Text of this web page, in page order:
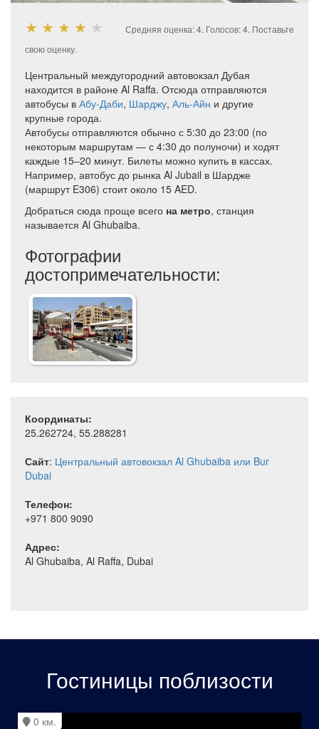
★ ★ ★ ★ ★ Средняя оценка:4. Голосов:4. Поставьте
свою оценку.
Центральный междугородний автовокзал Дубая
находится в районе Al Raffa. Отсюда отправляются
автобусы в Абу-Даби, Шарджу, Аль-Айн и другие
крупные города.
Автобусы отправляются обычно с 5:30 до 23:00 (по
некоторым маршрутам — с 4:30 до полуночи) и ходят
каждые 15–20 минут. Билеты можно купить в кассах.
Например, автобус до рынка Al Jubail в Шардже
(маршрут E306) стоит около 15 AED.
Добраться сюда проще всего на метро, станция
называется Al Ghubaiba.
Фотографии
достопримечательности:
Координаты:
25.262724, 55.288281
Сайт: Центральный автовокзал Al Ghubaiba или Bur
Dubai
Телефон:
+971 800 9090
Адрес:
Al Ghubaiba, Al Raffa, Dubai
Гостиницы поблизости
0 км.